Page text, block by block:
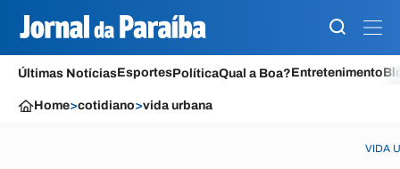
Últimas NotíciasEsportesPolíticaQual a Boa?Entretenimento
Home>cotidiano>vida urbana
VIDA